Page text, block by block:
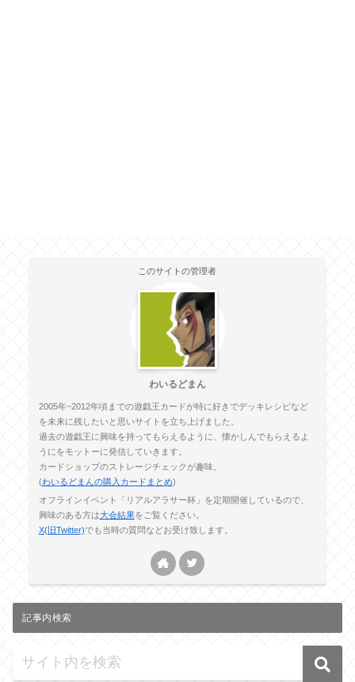
このサイトの管理者
わいるどまん
2005年~2012年頃までの遊戯王カードが特に好きでデッキレシピなど
を未来に残したいと思いサイトを立ち上げました。
過去の遊戯王に興味を持ってもらえるように、懐かしんでもらえるよ
うにをモットーに発信していきます。
カードショップのストレージチェックが趣味。
(わいるどまんの購入カードまとめ)
オフラインイベント「リアルアラサー杯」を定期開催しているので、
興味のある方は大会結果をご覧ください。
X(旧Twitter)でも当時の質問などお受け致します。
記事内検索